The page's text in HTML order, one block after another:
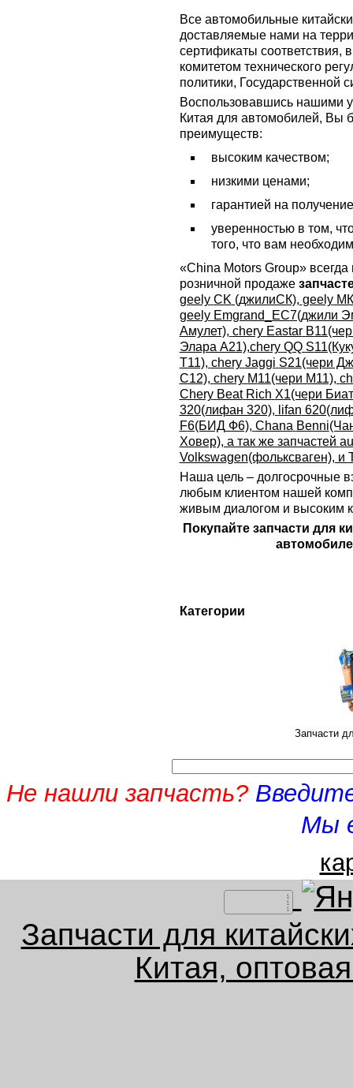
Все автомобильные
доставляемые нами на
сертификаты соответствия,
комитетом технического
политики,
Воспользовавшись нашими
Китая для автомобилей, Вы
преимуществ:
высоким качеством;
низкими ценами;
гарантией на
уверенностью в том,
того, что вам
«China Motors Group» всегда
розничной продаже
geely CK (джилиСК), geelyМК
geely Emgrand EC7(джили
Амулет), chery Eastar B
Элара А21),chery QQ S
Т11), chery Jaggi S21(чери
С12), chery M11(чери М11),
Chery Beat Rich X1(чери
320(лифан 320), lifan
F6(БИД Ф6), Chana Benni
Ховер), а так же запчастей
Volkswagen(фольксваген), и
Наша цель – долгосрочные
любым клиентом нашей
живым диалогом и высоким
Покупайте запчасти для
Категории
Запчасти
Не нашли запчасть?
Мы
Запчасти для
Китая,